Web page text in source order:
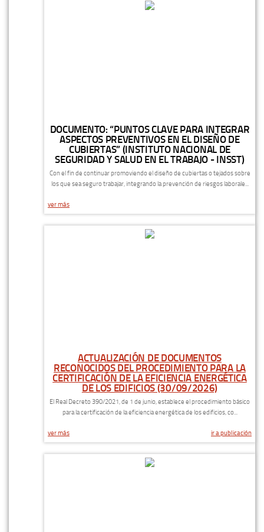
DOCUMENTO: “PUNTOS CLAVE PARA INTEGRAR
ASPECTOS PREVENTIVOS EN EL DISEÑO DE
CUBIERTAS” (INSTITUTO NACIONAL DE
SEGURIDAD Y SALUD EN EL TRABAJO - INSST)
Con el fin de continuar promoviendo el diseño de cubiertas o tejados sobre
los que sea seguro trabajar, integrando la prevención de riesgos laborale...
ver más
ACTUALIZACIÓN DE DOCUMENTOS
RECONOCIDOS DEL PROCEDIMIENTO PARA LA
CERTIFICACIÓN DE LA EFICIENCIA ENERGÉTICA
DE LOS EDIFICIOS (30/09/2026)
El Real Decreto 390/2021, de 1 de junio, establece el procedimiento básico
para la certificación de la eficiencia energética de los edificios, co...
ver más ir a publicación